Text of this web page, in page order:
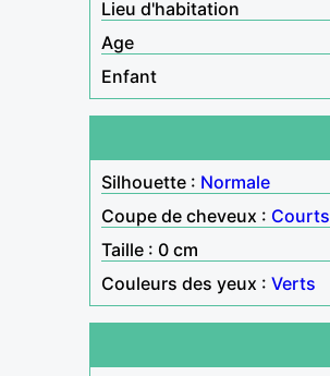
Lieu d'habitation
Age
Enfant
Silhouette : Normale
Coupe de cheveux : Courts
Taille : 0 cm
Couleurs des yeux : Verts